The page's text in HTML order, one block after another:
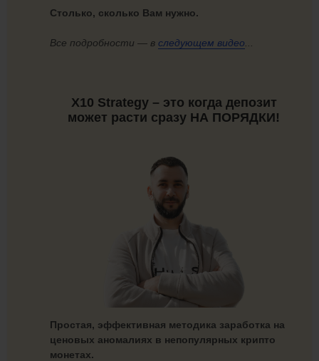
Столько, сколько Вам нужно.
Все подробности — в следующем видео...
X10 Strategy – это когда депозит
может расти сразу НА ПОРЯДКИ!
Простая, эффективная методика заработка на
ценовых аномалиях в непопулярных крипто
монетах.